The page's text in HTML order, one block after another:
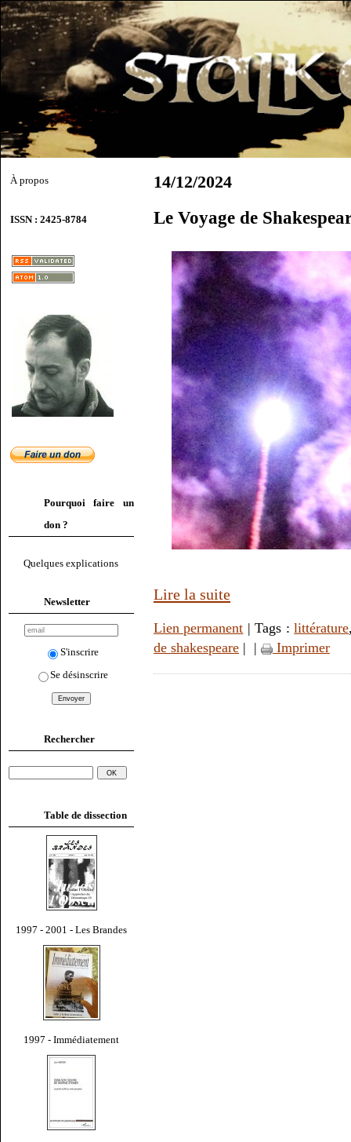
À propos
ISSN : 2425-8784
Pourquoi faire un
don ?
Quelques explications
Newsletter
S'inscrire
Se désinscrire
Rechercher
Table de dissection
1997 - 2001 - Les Brandes
1997 - Immédiatement
14/12/2024
Le Voyage de
Lire la suite
Lien permanent | Tags :littérature
de shakespeare | | Imprimer